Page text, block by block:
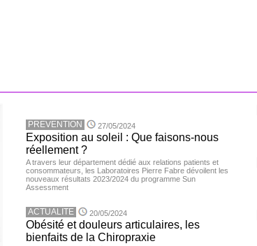
PREVENTION 27/05/2024
Exposition au soleil : Que faisons-nous
réellement ?
A travers leur département dédié aux relations patients et
consommateurs, les Laboratoires Pierre Fabre dévoilent les
nouveaux résultats 2023/2024 du programme Sun
Assessment
ACTUALITE 20/05/2024
Obésité et douleurs articulaires, les
bienfaits de la Chiropraxie